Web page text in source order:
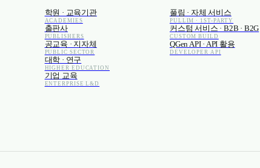
학원 · 교육기관
ACADEMIES
출판사
PUBLISHERS
공교육 · 지자체
PUBLIC SECTOR
대학 · 연구
HIGHER EDUCATION
기업 교육
ENTERPRISE L&D
풀림 · 자체 서비스
PULLIM · 1ST-PARTY
커스텀 서비스 · B2B · B2G
CUSTOM BUILD
QGen API · API 활용
DEVELOPER API